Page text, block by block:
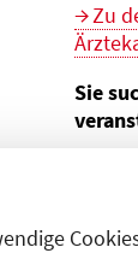
Zu
Sie
Sie